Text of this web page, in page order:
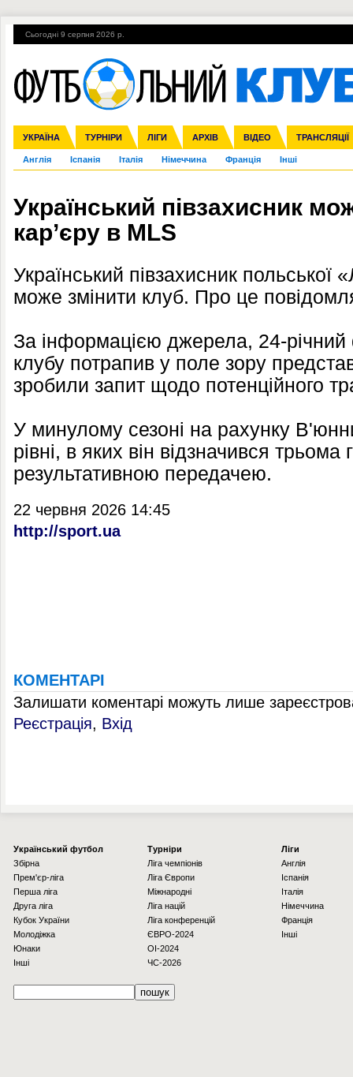
Сьогодні 9 серпня 2026 р.
УКРАЇНА ТУРНІРИ ЛІГИ АРХІВ ВІДЕО ТРАНСЛЯЦІЇ
Збірна Прем'єр-ліга Перша ліга Друга ліга Кубок України
Ліга чемпіонів Ліга Європи Міжнародні Ліга націй Ліга
Англія Іспанія Італія Німеччина Франція Інші
ЧС-2014 ЄВРО-2016 Росія Кубок конфедерацій ЧЄ-2015 (U-
Гарячі теми УПЛ, 2-й тур ВІЙНА УПЛ-ПЕРЕХОДИ
Український півзахисник
кар’єру в MLS
Український півзахисник польської
може змінити клуб. Про це
За інформацією джерела, 24-річний
клубу потрапив у поле зору
зробили запит щодо потенційного
У минулому сезоні на рахунку
рівні, в яких він відзначився
результативною передачею.
22 червня 2026 14:45
http://sport.ua
КОМЕНТАРІ
Залишати коментарі можуть лише
Реєстрація, Вхід
Українcький футбол
Збірна
Прем'єр-ліга
Перша ліга
Друга ліга
Кубок України
Молодіжка
Юнаки
Інші
Турніри
Ліга чемпіонів
Ліга Європи
Міжнародні
Ліга націй
Ліга конференцій
ЄВРО-2024
OI-2024
ЧС-2026
Ліги
Англія
Іспанія
Італія
Німеччина
Франція
Інші